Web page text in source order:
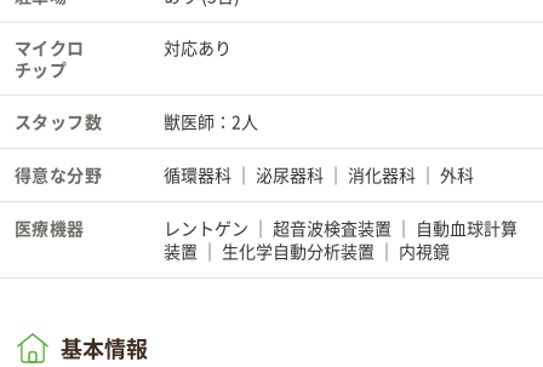
マイクロ
チップ
対応あり
スタッフ数 獣医師：2人
得意な分野 循環器科 泌尿器科 消化器科 外科
医療機器 レントゲン 超音波検査装置
自動血球計算
装置
生化学自動分析装置 内視鏡
基本情報